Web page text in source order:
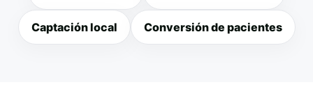
Captación local Conversión de pacientes